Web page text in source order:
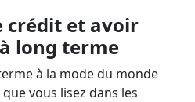
crédit et avoir
long terme
à la mode du monde
vous lisez dans les